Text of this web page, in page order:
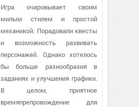
Игра очаровывает своим
милым стилем и простой
механикой. Порадовали квесты
и возможность развивать
персонажей. Однако хотелось
бы больше разнообразия в
заданиях и улучшения графики.
В целом, приятное
времяпрепровождение для